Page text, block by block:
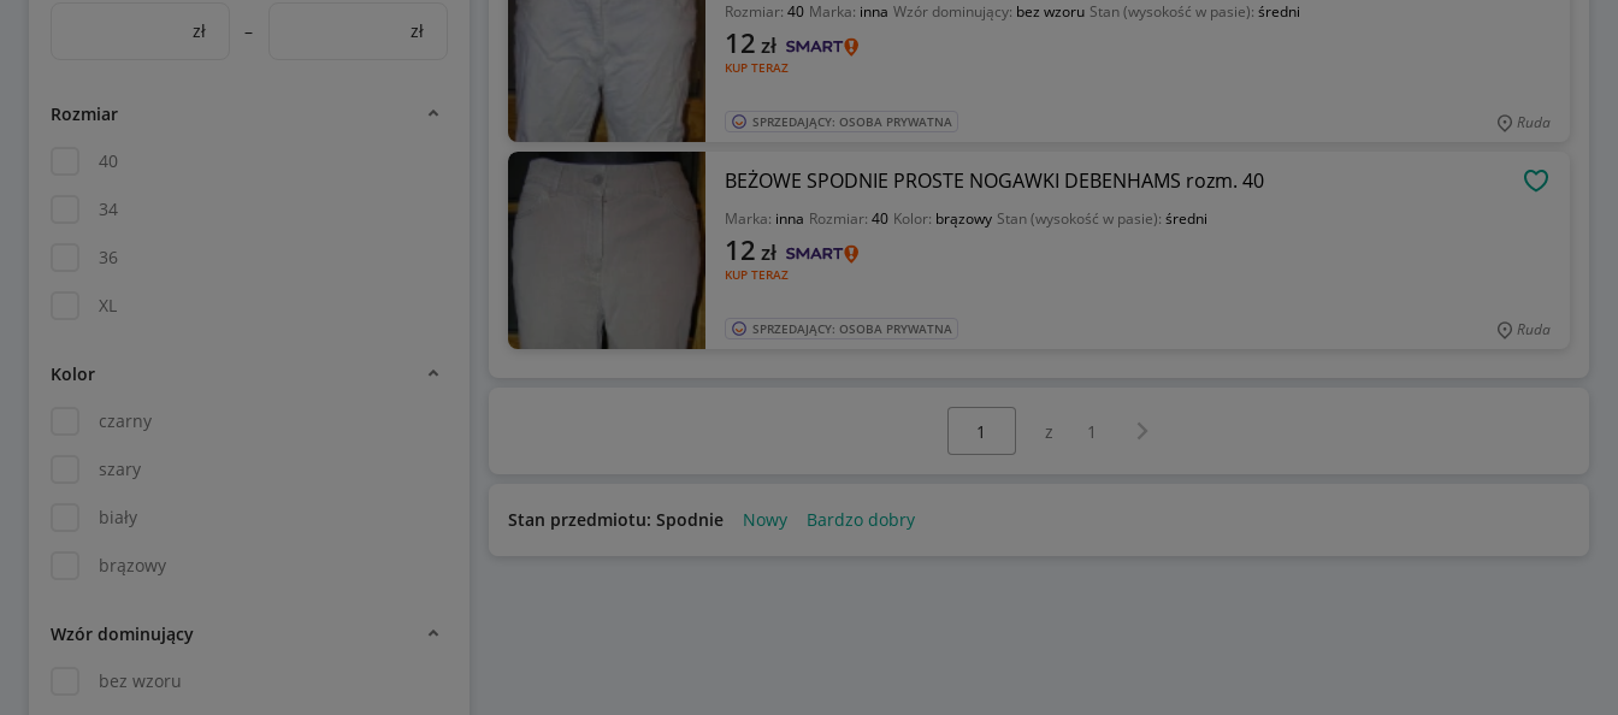
zł – zł
Rozmiar
40
34
36
XL
Kolor
czarny
szary
biały
brązowy
Wzór dominujący
bez wzoru
Rozmiar: 40 Marka: inna Wzór dominujący: bez wzoru Stan (wysokość w pasie): średni
KUP TERAZ
12 zł
SPRZEDAJĄCY: OSOBA PRYWATNA Ruda
BEŻOWE SPODNIE PROSTE NOGAWKI DEBENHAMS rozm. 40
Marka: inna Rozmiar: 40 Kolor: brązowy Stan (wysokość w pasie): średni
KUP TERAZ
12 zł
SPRZEDAJĄCY: OSOBA PRYWATNA Ruda
z 1 Następna strona
Stan przedmiotu: Spodnie Nowy Bardzo dobry